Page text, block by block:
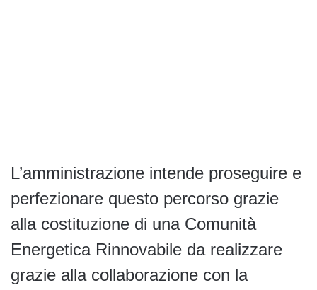
L’amministrazione intende proseguire e
perfezionare questo percorso grazie
alla costituzione di una Comunità
Energetica Rinnovabile da realizzare
grazie alla collaborazione con la